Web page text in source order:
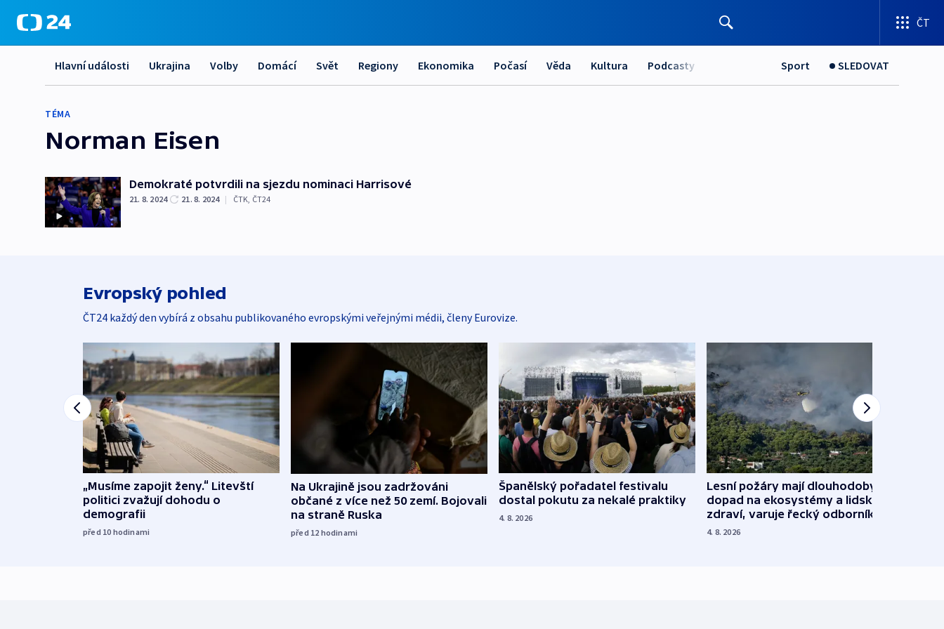
ČT
Hlavní události Ukrajina Volby Domácí Svět Regiony Ekonomika Počasí Věda Kultura Podcasty Sport SLEDOVAT
TÉMA
Norman Eisen
Demokraté potvrdili na sjezdu nominaci Harrisové
21. 8. 2024 21. 8. 2024 | ČTK, ČT24
Evropský pohled
ČT24 každý den vybírá z obsahu publikovaného evropskými veřejnými médii, členy Eurovize.
„Musíme zapojit ženy.“ Litevští
politici zvažují dohodu o
demografii
před 10 hodinami
Na Ukrajině jsou zadržováni
občané z více než 50 zemí. Bojovali
na straně Ruska
před 12 hodinami
Španělský pořadatel festivalu
dostal pokutu za nekalé praktiky
4. 8. 2026
Lesní požáry mají dlouhodobý
dopad na ekosystémy a lidské
zdraví, varuje řecký odborník
4. 8. 2026